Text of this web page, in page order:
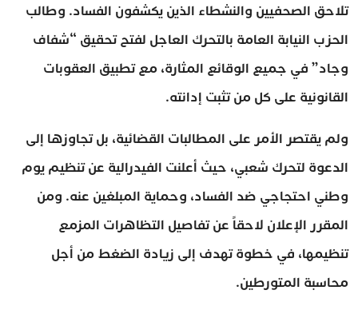
تلاحق الصحفيين والنشطاء الذين يكشفون الفساد. وطالب
الحزب النيابة العامة بالتحرك العاجل لفتح تحقيق “شفاف
وجاد” في جميع الوقائع المثارة، مع تطبيق العقوبات
القانونية على كل من تثبت إدانته.
ولم يقتصر الأمر على المطالبات القضائية، بل تجاوزها إلى
الدعوة لتحرك شعبي، حيث أعلنت الفيدرالية عن تنظيم يوم
وطني احتجاجي ضد الفساد، وحماية المبلغين عنه. ومن
المقرر الإعلان لاحقاً عن تفاصيل التظاهرات المزمع
تنظيمها، في خطوة تهدف إلى زيادة الضغط من أجل
محاسبة المتورطين.